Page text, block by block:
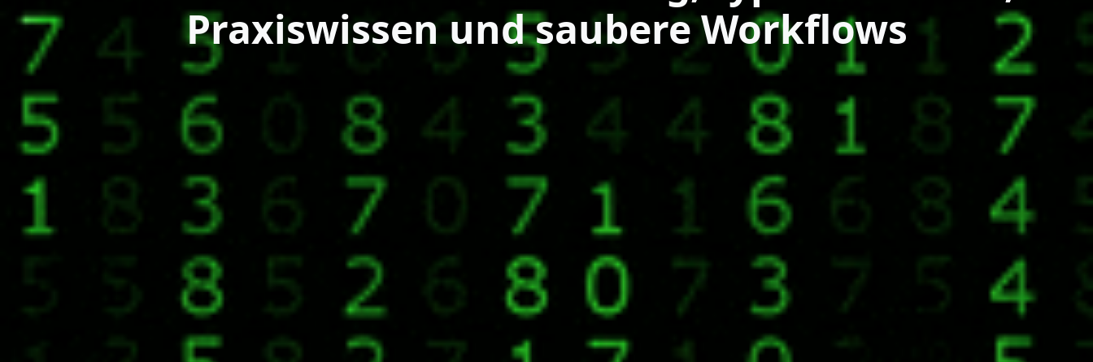
Praxiswissen und saubere Workflows